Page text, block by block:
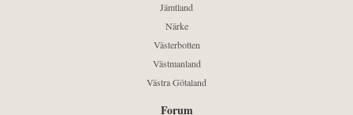
Jämtland
Närke
Västerbotten
Västmanland
Västra Götaland
Forum